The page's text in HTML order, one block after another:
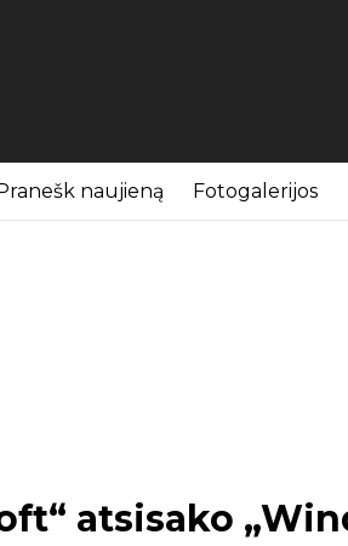
naujieną Fotogalerijos
atsisako